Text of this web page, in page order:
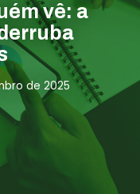
vê: a
de 2025